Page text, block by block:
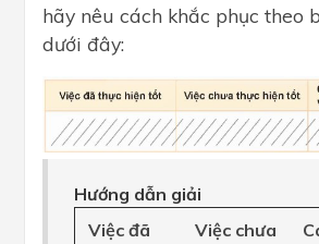
hãy nêu cách khắc phục theo
dưới đây:
Hướng dẫn giải
Việc đã
Việc chưa